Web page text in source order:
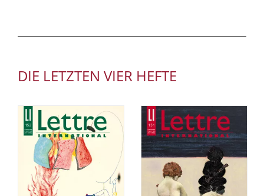
DIE LETZTEN VIER HEFTE